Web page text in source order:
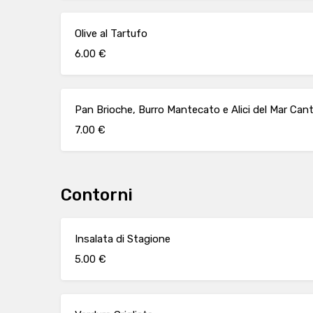
Olive al Tartufo
6.00 €
Pan Brioche, Burro Mantecato e Alici del Mar
7.00 €
Contorni
Insalata di Stagione
5.00 €